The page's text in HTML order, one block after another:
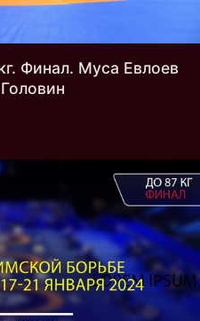
Финал. Муса Евлоев